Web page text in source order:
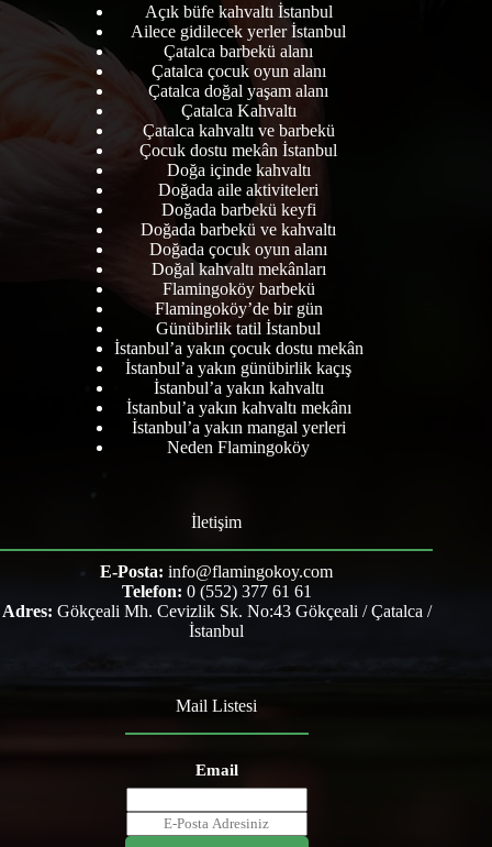
Açık büfe kahvaltı İstanbul
Ailece gidilecek yerler İstanbul
Çatalca barbekü alanı
Çatalca çocuk oyun alanı
Çatalca doğal yaşam alanı
Çatalca Kahvaltı
Çatalca kahvaltı ve barbekü
Çocuk dostu mekân İstanbul
Doğa içinde kahvaltı
Doğada aile aktiviteleri
Doğada barbekü keyfi
Doğada barbekü ve kahvaltı
Doğada çocuk oyun alanı
Doğal kahvaltı mekânları
Flamingoköy barbekü
Flamingoköy’de bir gün
Günübirlik tatil İstanbul
İstanbul’a yakın çocuk dostu mekân
İstanbul’a yakın günübirlik kaçış
İstanbul’a yakın kahvaltı
İstanbul’a yakın kahvaltı mekânı
İstanbul’a yakın mangal yerleri
Neden Flamingoköy
İletişim
E-Posta: info@flamingokoy.com
Telefon: 0 (552) 377 61 61
Adres: Gökçeali Mh. Cevizlik Sk. No:43 Gökçeali / Çatalca /
İstanbul
Mail Listesi
Email
m